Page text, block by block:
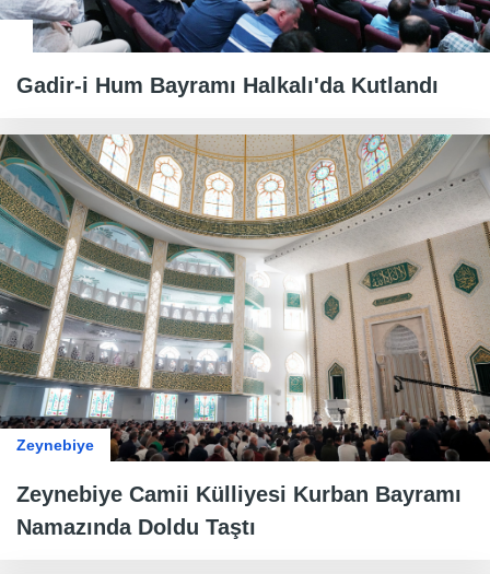
Gadir-i Hum Bayramı Halkalı'da Kutlandı
Zeynebiye
Zeynebiye Camii Külliyesi Kurban Bayramı
Namazında Doldu Taştı